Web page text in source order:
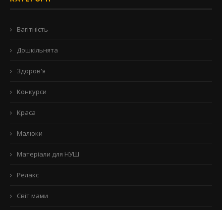
Вагітність
Дошкільнята
Здоров'я
Конкурси
Краса
Малюки
Матеріали для НУШ
Релакс
Світ мами